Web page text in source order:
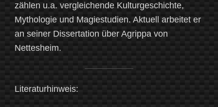
zählen u.a. vergleichende Kulturgeschichte,
Mythologie und Magiestudien. Aktuell arbeitet er
an seiner Dissertation über Agrippa von
Nettesheim.
Literaturhinweis: